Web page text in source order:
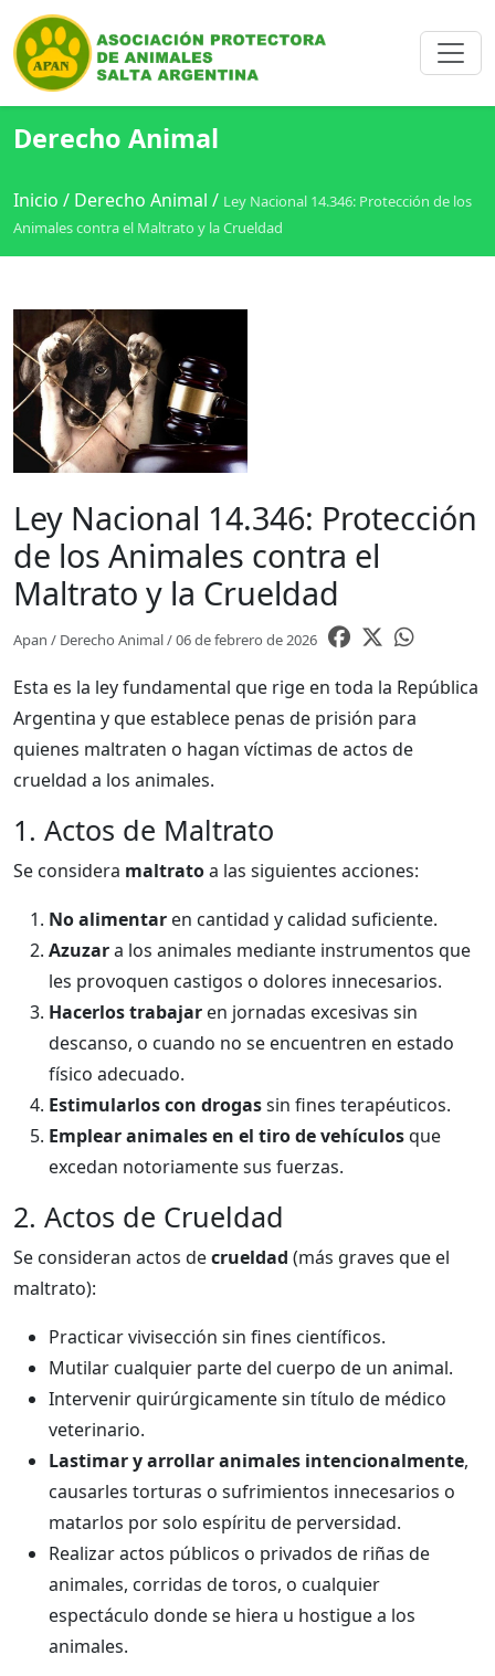
Derecho Animal
Inicio / Derecho Animal / Ley Nacional 14.346: Protección de los
Animales contra el Maltrato y la Crueldad
Ley Nacional 14.346: Protección
de los Animales contra el
Maltrato y la Crueldad
Apan / Derecho Animal / 06 de febrero de 2026
Esta es la ley fundamental que rige en toda la República
Argentina y que establece penas de prisión para
quienes maltraten o hagan víctimas de actos de
crueldad a los animales.
1. Actos de Maltrato
Se considera maltratoa las siguientes acciones:
No alimentar en cantidad y calidad suficiente.
Azuzara los animales mediante instrumentos que
les provoquen castigos o dolores innecesarios.
Hacerlos trabajar en jornadas excesivas sin
descanso, o cuando no se encuentren en estado
físico adecuado.
Estimularlos con drogassin fines terapéuticos.
Emplear animales en el tiro de vehículosque
excedan notoriamente sus fuerzas.
2. Actos de Crueldad
Se consideran actos decrueldad (más graves que el
maltrato):
Practicar vivisección sin fines científicos.
Mutilar cualquier parte del cuerpo de un animal.
Intervenir quirúrgicamente sin título de médico
veterinario.
Lastimar y arrollar animales intencionalmente,
causarles torturas o sufrimientos innecesarios o
matarlos por solo espíritu de perversidad.
Realizar actos públicos o privados de riñas de
animales, corridas de toros, o cualquier
espectáculo donde se hiera u hostigue a los
animales.